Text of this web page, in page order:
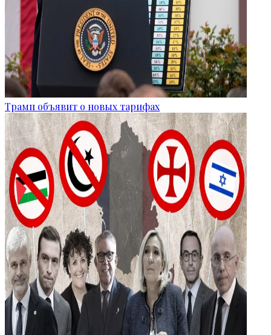
Трамп объявит о новых тарифах